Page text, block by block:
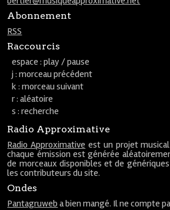
Abonnement
RSS
Raccourcis
espace : play / pause
j : morceau précédent
k : morceau suivant
r : aléatoire
s : recherche
Radio Approximative
Radio Approximative est un projet
chaque émission est générée
de morceaux disponibles et de
les contributeurs du site.
Ondes
Pantagruweb a bien mangé. Il ne compte